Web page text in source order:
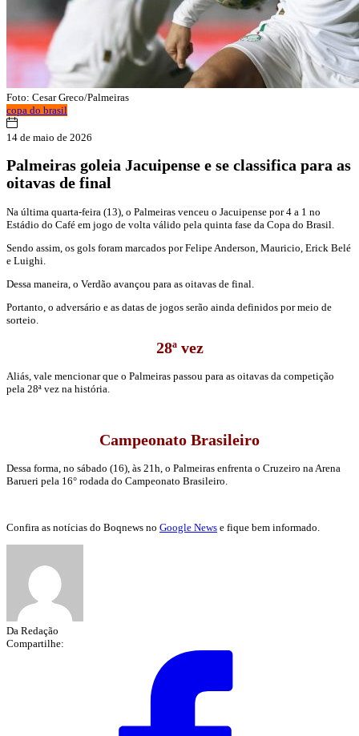
Foto: Cesar Greco/Palmeiras
copa do brasil
14 de maio de 2026
Palmeiras goleia Jacuipense e se classifica para as
oitavas de final
Na última quarta-feira (13), o Palmeiras venceu o Jacuipense por 4 a 1 no
Estádio do Café em jogo de volta válido pela quinta fase da Copa do Brasil.
Sendo assim, os gols foram marcados por Felipe Anderson, Mauricio, Erick Belé
e Luighi.
Dessa maneira, o Verdão avançou para as oitavas de final.
Portanto, o adversário e as datas de jogos serão ainda definidos por meio de
sorteio.
28ª vez
Aliás, vale mencionar que o Palmeiras passou para as oitavas da competição
pela 28ª vez na história.
Campeonato Brasileiro
Dessa forma, no sábado (16), às 21h, o Palmeiras enfrenta o Cruzeiro na Arena
Barueri pela 16° rodada do Campeonato Brasileiro.
Confira as notícias do Boqnews no Google News e fique bem informado.
Da Redação
Compartilhe: